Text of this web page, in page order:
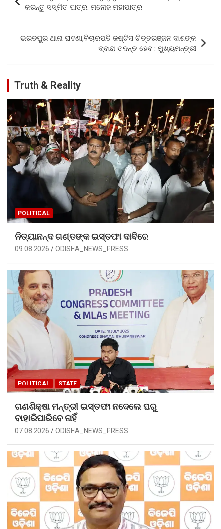
o
o
k
A
p
p
navigation
କରନ୍ତୁ ସସ୍ମିତ ପାତ୍ର: ମନୋଜ ମହାପାତ୍ର
ଭରତପୁର ଥାନା ଘଟଣା,ବିଚାରପତି ଜଷ୍ଟିସ ଚିତ୍ତରଞ୍ଜନ ଦାଶଙ୍କ
ଦ୍ବାରା ତଦନ୍ତ ହେବ : ମୁଖ୍ୟମନ୍ତ୍ରୀ
Truth & Reality
POLITICAL
ନିତ୍ୟାନନ୍ଦ ଗଣ୍ଡଙ୍କ ଇସ୍ତଫା ଦାବିରେ
09.08.2026 ODISHA_NEWS_PRESS
POLITICAL STATE
ଗଣଶିକ୍ଷା ମନ୍ତ୍ରୀ ଇସ୍ତଫା ନଦେଲେ ଘରୁ
ବାହାରିପାରିବେ ନାହିଁ
07.08.2026 ODISHA_NEWS_PRESS